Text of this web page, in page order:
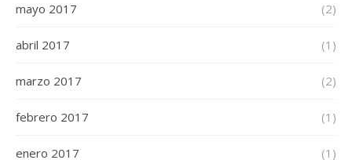
mayo 2017 (2)
abril 2017 (1)
marzo 2017 (2)
febrero 2017 (1)
enero 2017 (1)